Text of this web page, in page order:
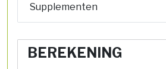
Supplementen
BEREKENING